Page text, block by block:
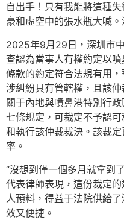
自出手！只有我能將這種失
豪和虛空中的張水瓶大喊
2025年9月29日，深圳市
查認為當事人有權約定以
條款的約定符合法規有用
涉糾紛具有管轄權，且該
關于內地與噴鼻港特別行
七條規定，可裁定不予認
和執行該仲裁裁決。該裁
率。
“沒想到僅一個多月就拿到
代表律師表現，這份裁定
人預料，得益于法院供給
效又便捷。